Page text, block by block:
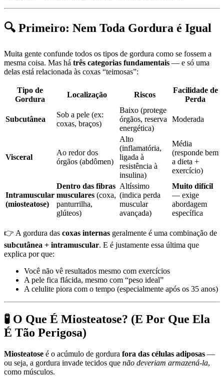
🔍 Primeiro: Nem Toda Gordura é Igual
Muita gente confunde todos os tipos de gordura como se fossem a
mesma coisa. Mas há três categorias fundamentais — e só uma
delas está relacionada às coxas “teimosas”:
Tipo de
Gordura
Localização Riscos
Facilidade de
Perda
Subcutânea
Sob a pele (ex:
coxas, braços)
Baixo (protege
órgãos, reserva
energética)
Moderada
Visceral
Ao redor dos
órgãos (abdômen)
Alto
(inflamatória,
ligada à
resistência à
insulina)
Média
(responde bem
a dieta +
exercício)
Intramuscular
(miosteatose)
Dentro das fibras
musculares (coxa,
panturrilha,
glúteos)
Altíssimo
(indica perda
muscular
avançada)
Muito difícil
— exige
abordagem
específica
👉 A gordura das coxas internas geralmente é uma combinação de
subcutânea + intramuscular. E é justamente essa última que
explica por que:
Você não vê resultados mesmo com exercícios
A pele fica flácida, mesmo com “peso ideal”
A celulite piora com o tempo (especialmente após os 35 anos)
🧪 O Que É Miosteatose? (E Por Que Ela
É Tão Perigosa)
Miosteatose é o acúmulo de gordura fora das células adiposas —
ou seja, a gordura invade tecidos que não deveriam armazená-la,
como músculos.